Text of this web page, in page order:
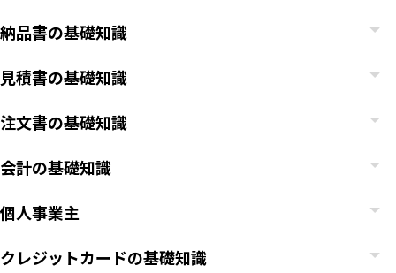
納品書の基礎知識
見積書の基礎知識
注文書の基礎知識
会計の基礎知識
個人事業主
クレジットカードの基礎知識